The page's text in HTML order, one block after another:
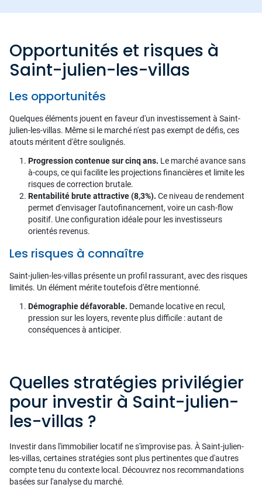
Opportunités et risques à
Saint-julien-les-villas
Les opportunités
Quelques éléments jouent en faveur d'un investissement à Saint-
julien-les-villas. Même si le marché n'est pas exempt de défis, ces
atouts méritent d'être soulignés.
Progression contenue sur cinq ans. Le marché avance sans
à-coups, ce qui facilite les projections financières et limite les
risques de correction brutale.
Rentabilité brute attractive (8,3%). Ce niveau de rendement
permet d'envisager l'autofinancement, voire un cash-flow
positif. Une configuration idéale pour les investisseurs
orientés revenus.
Les risques à connaître
Saint-julien-les-villas présente un profil rassurant, avec des risques
limités. Un élément mérite toutefois d'être mentionné.
Démographie défavorable. Demande locative en recul,
pression sur les loyers, revente plus difficile : autant de
conséquences à anticiper.
Quelles stratégies privilégier
pour investir à Saint-julien-
les-villas ?
Investir dans l'immobilier locatif ne s'improvise pas. À Saint-julien-
les-villas, certaines stratégies sont plus pertinentes que d'autres
compte tenu du contexte local. Découvrez nos recommandations
basées sur l'analyse du marché.